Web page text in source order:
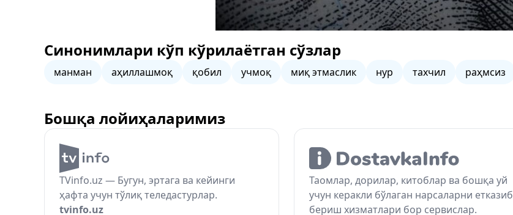
Синонимлари кўп кўрилаётган сўзлар
манман аҳиллашмоқ қобил учмоқ миқ этмаслик нур тахчил раҳмсиз
Бошқа лойиҳаларимиз
TVinfo.uz — Бугун, эртага ва кейинги
ҳафта учун тўлиқ теледастурлар.
tvinfo.uz
Таомлар, дорилар, китоблар ва бошқа уй
учун керакли бўлаган нарсаларни етказиб
бериш хизматлари бор сервислар.